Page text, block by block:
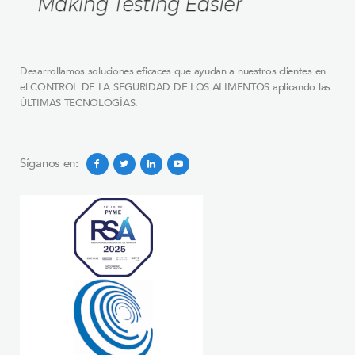
Desarrollamos soluciones eficaces que ayudan a nuestros clientes en
el CONTROL DE LA SEGURIDAD DE LOS ALIMENTOS aplicando las
ÚLTIMAS TECNOLOGÍAS.
Síganos en: